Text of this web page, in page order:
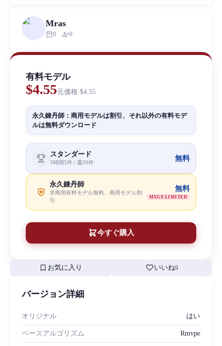
Mras
inventory_20 person_add0
有料モデル
$4.55元価格 $4.55
永久錬丹師：商用モデルは割引、それ以外の有料モデ
ルは無料ダウンロード
スタンダード
5時間5件 / 週20件
無料
永久錬丹師
非商用有料モデル無料、商用モデル割
引
無料
MXGF.LIMITED
今すぐ購入
bookmark お気に入り favoriteいいね9
バージョン詳細
オリジナル はい
ベースアルゴリズム Rmvpe